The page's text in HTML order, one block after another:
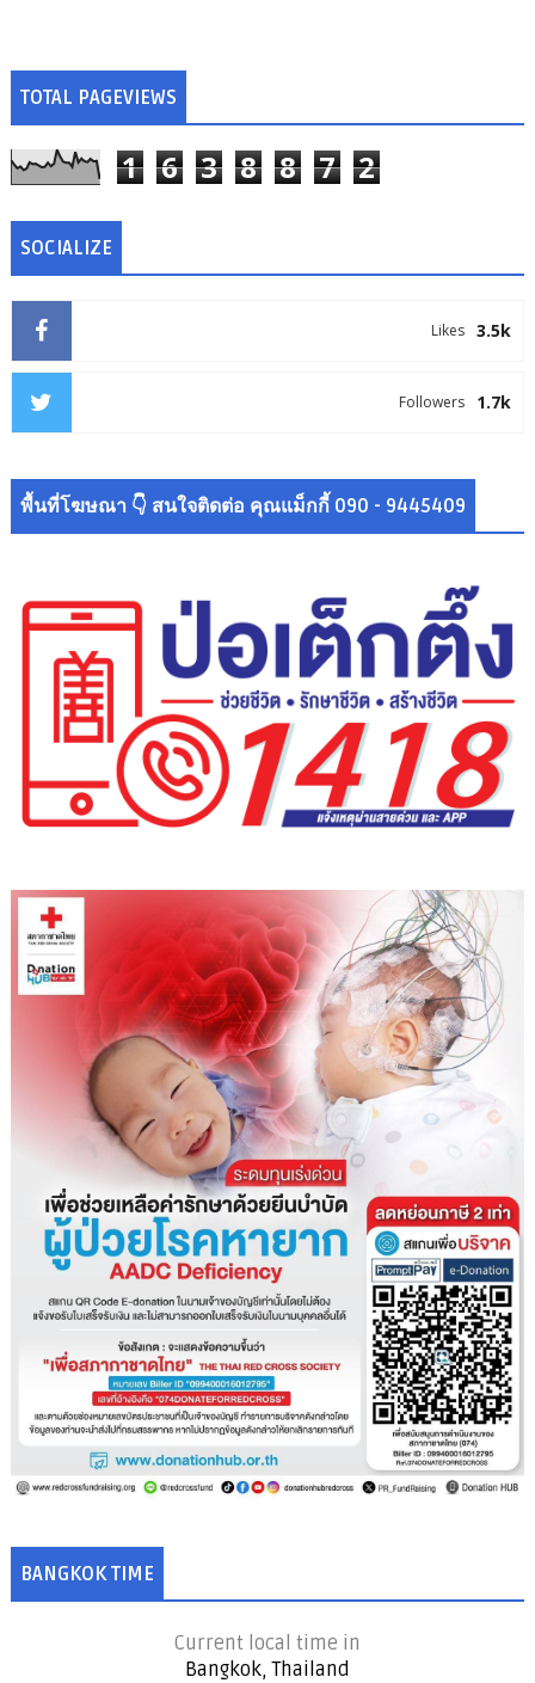
TOTAL PAGEVIEWS
1 6 3 8 8 7 2
SOCIALIZE
3.5k
Likes
1.7k
Followers
พื้นที่โฆษณา 👇 สนใจติดต่อ คุณแม็กกี้ 090 - 9445409
BANGKOK TIME
Current local time in
Bangkok, Thailand